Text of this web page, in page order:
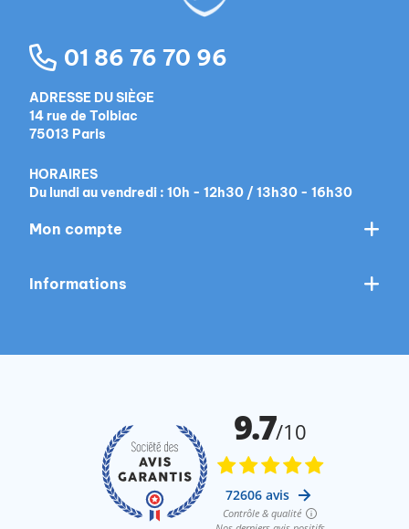
01 86 76 70 96
ADRESSE DU SIÈGE
14 rue de Tolbiac
75013 Paris
HORAIRES
Du lundi au vendredi : 10h - 12h30 / 13h30 - 16h30
Mon compte
Informations